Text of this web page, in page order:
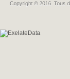
Copyright © 2016. Tous